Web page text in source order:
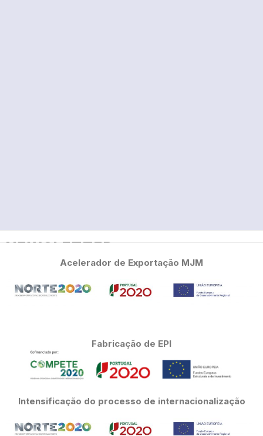
Acelerador de Exportação MJM
Fabricação de EPI
Intensificação do processo de internacionalização
NEWSLETTER
Declaro que li e aceito aDeclaração de Proteção
de Dados.